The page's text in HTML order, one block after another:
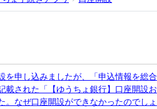
を申し込みましたが、「申込情報を総合
載された「【ゆうちょ銀行】口座開設お
なぜ口座開設ができなかったのでしょ